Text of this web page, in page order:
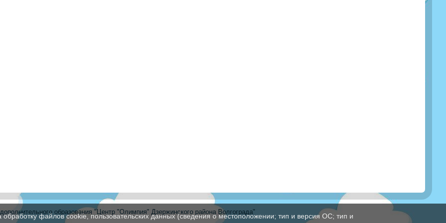
образования "Центр "Олимпия" Дзержинского района Волгограда"
файлов cookie, пользовательских данных (сведения о местоположении; тип и версия ОС; тип и